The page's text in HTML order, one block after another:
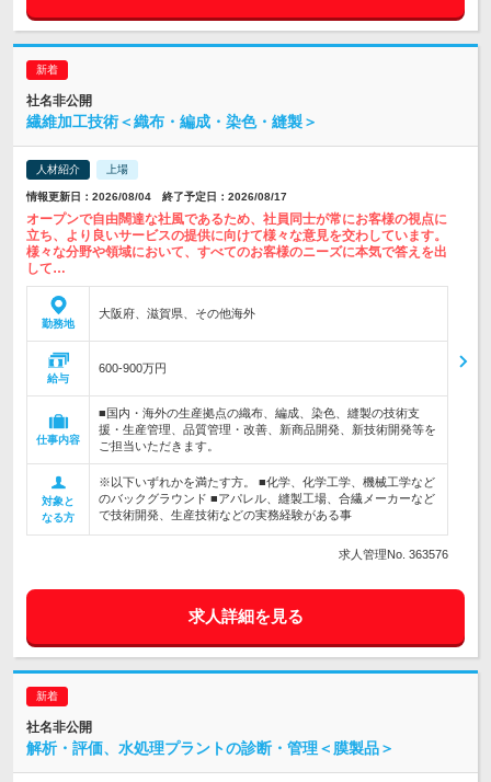
社名非公開
繊維加工技術＜織布・編成・染色・縫製＞
人材紹介 上場
情報更新日：2026/08/04 終了予定日：2026/08/17
オープンで自由闊達な社風であるため、社員同士が常にお客様の視点に
立ち、より良いサービスの提供に向けて様々な意見を交わしています。
様々な分野や領域において、すべてのお客様のニーズに本気で答えを出
して…
勤務地
大阪府、滋賀県、その他海外
給与
600-900万円
仕事内容
■国内・海外の生産拠点の織布、編成、染色、縫製の技術支
援・生産管理、品質管理・改善、新商品開発、新技術開発等を
ご担当いただきます。
対象と
なる方
※以下いずれかを満たす方。 ■化学、化学工学、機械工学など
のバックグラウンド ■アパレル、縫製工場、合繊メーカーなど
で技術開発、生産技術などの実務経験がある事
求人管理No. 363576
求人詳細を見る
社名非公開
解析・評価、水処理プラントの診断・管理＜膜製品＞